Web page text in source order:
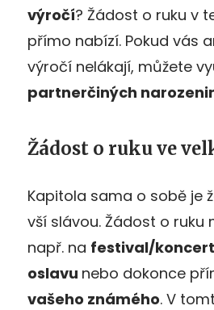
výročí? Žádost o ruku v
přímo nabízí. Pokud vás
výročí nelákají, můžete
partnerčiných
Žádost o ruku ve
Kapitola sama o sobě je
vší slávou. Žádost o ruku
např. na festival/koncert
oslavu nebo dokonce
vašeho známého. V